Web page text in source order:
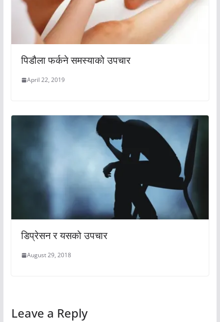
पिडौला फर्कने समस्याको उपचार
April 22, 2019
डिप्रेसन र यसको उपचार
August 29, 2018
Leave a Reply